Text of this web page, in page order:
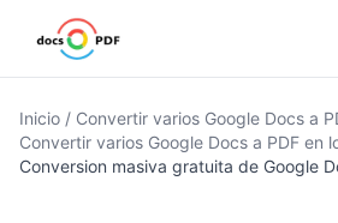
Inicio / Convertir varios Google Docs a
Convertir varios Google Docs a PDF en
Conversion masiva gratuita de Google